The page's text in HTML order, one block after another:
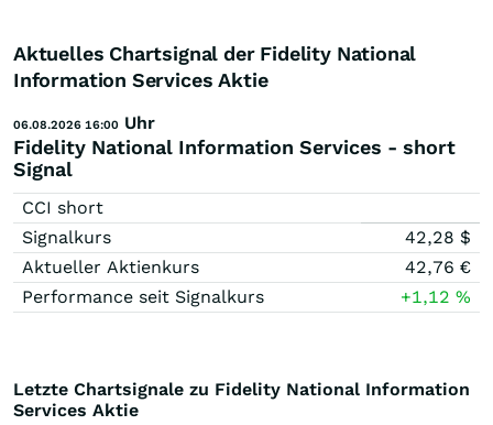
Aktuelles Chartsignal der Fidelity National
Information Services Aktie
06.08.2026 16:00 Uhr
Fidelity National Information Services - short
Signal
CCI short
Signalkurs
42,28 $
Aktueller Aktienkurs
42,76 €
Performance seit Signalkurs
+1,12 %
Letzte Chartsignale zu Fidelity National Information
Services Aktie